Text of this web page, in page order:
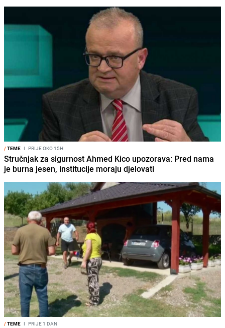
/TEME I PRIJE OKO 15H
Stručnjak za sigurnost Ahmed Kico upozorava: Pred nama
je burna jesen, institucije moraju djelovati
/TEME I PRIJE 1 DAN